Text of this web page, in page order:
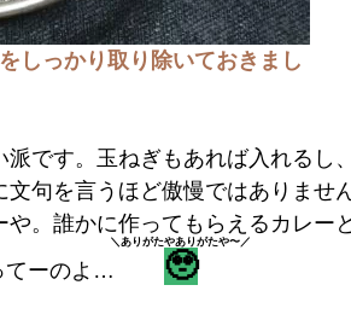
しっかり取り除いておきまし
です。玉ねぎもあれば入れるし
句を言うほど傲慢ではありませ
。誰かに作ってもらえるカレー
てーのよ…
🥹
＼ありがたやありがたや〜／